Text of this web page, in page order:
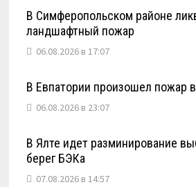
В Симферопольском районе
ландшафтный пожар
06.08.2026 в 17:07
В Евпатории произошел пожар
06.08.2026 в 23:07
В Ялте идет разминирование
берег БЭКа
07.08.2026 в 14:57